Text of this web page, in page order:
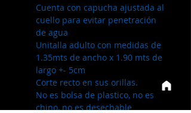
Cuenta con capucha ajustada al
cuello para evitar penetración
de agua
Unitalla adulto con medidas de
1.35mts de ancho x 1.90 mts de
largo +- 5cm
Corte recto en sus orillas.
No es bolsa de plastico, no es
chino, no es desechable